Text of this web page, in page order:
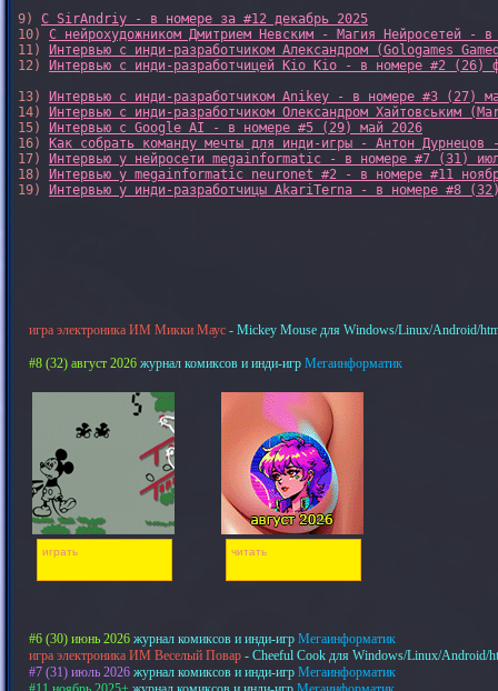
9) С SirAndriy - в номере за #12 декабрь 2025
10) С нейрохудожником Дмитрием Невским - Магия Нейросетей -
11)
Интервью с инди-разработчиком Александром (Gologames
12)
Интервью с инди-разработчицей Kio Kio - в номере #2 (26)
13)
Интервью с инди-разработчиком Anikey - в номере #3 (27)
14)
Интервью с инди-разработчиком Олександром Хайтовським
15)
Интервью с Google AI - в номере #5 (29) май 2026
16)
Как собрать команду мечты для инди-игры - Антон
17)
Интервью у нейросети megainformatic - в номере #7 (31)
18)
Интервью у megainformatic neuronet #2 - в номере #11
19)
Интервью у инди-разработчицы AkariTerna - в номере #8
игра электроника ИМ Микки Маус - Mickey Mouse для Windows/Linux/Android/
#8 (32) август 2026 журнал комиксов и инди-игр Мегаинформатик
играть читать
#6 (30) июнь 2026 журнал комиксов и инди-игр Мегаинформатик
игра электроника ИМ Веселый Повар - Cheeful Cook для Windows/Linux/Android/
#7 (31) июль 2026 журнал комиксов и инди-игр Мегаинформатик